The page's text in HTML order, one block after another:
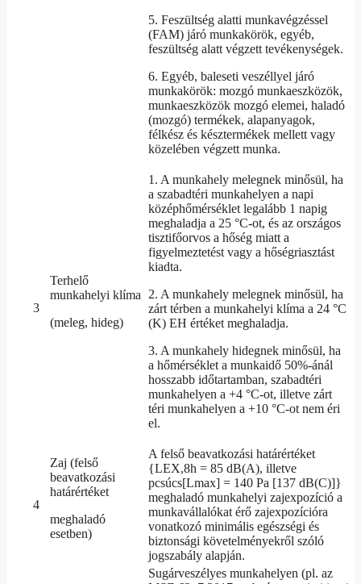
5. Feszültség alatti munkavégzéssel
(FAM) járó munkakörök, egyéb,
feszültség alatt végzett tevékenységek.
6. Egyéb, baleseti veszéllyel járó
munkakörök: mozgó munkaeszközök,
munkaeszközök mozgó elemei, haladó
(mozgó) termékek, alapanyagok,
félkész és késztermékek mellett vagy
közelében végzett munka.
3
Terhelő
munkahelyi klíma
(meleg, hideg)
1. A munkahely melegnek minősül, ha
a szabadtéri munkahelyen a napi
középhőmérséklet legalább 1 napig
meghaladja a 25 °C-ot, és az országos
tisztifőorvos a hőség miatt a
figyelmeztetést vagy a hőségriasztást
kiadta.
2. A munkahely melegnek minősül, ha
zárt térben a munkahelyi klíma a 24 °C
(K) EH értéket meghaladja.
3. A munkahely hidegnek minősül, ha
a hőmérséklet a munkaidő 50%-ánál
hosszabb időtartamban, szabadtéri
munkahelyen a +4 °C-ot, illetve zárt
téri munkahelyen a +10 °C-ot nem éri
el.
4
Zaj (felső
beavatkozási
határértéket
meghaladó
esetben)
A felső beavatkozási határértéket
{LEX,8h = 85 dB(A), illetve
pcsúcs[Lmax] = 140 Pa [137 dB(C)]}
meghaladó munkahelyi zajexpozíció a
munkavállalókat érő zajexpozícióra
vonatkozó minimális egészségi és
biztonsági követelményekről szóló
jogszabály alapján.
Sugárveszélyes munkahelyen (pl. az